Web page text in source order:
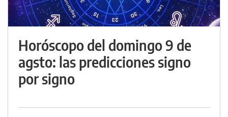
Horóscopo del domingo 9 de
agsto: las predicciones signo
por signo